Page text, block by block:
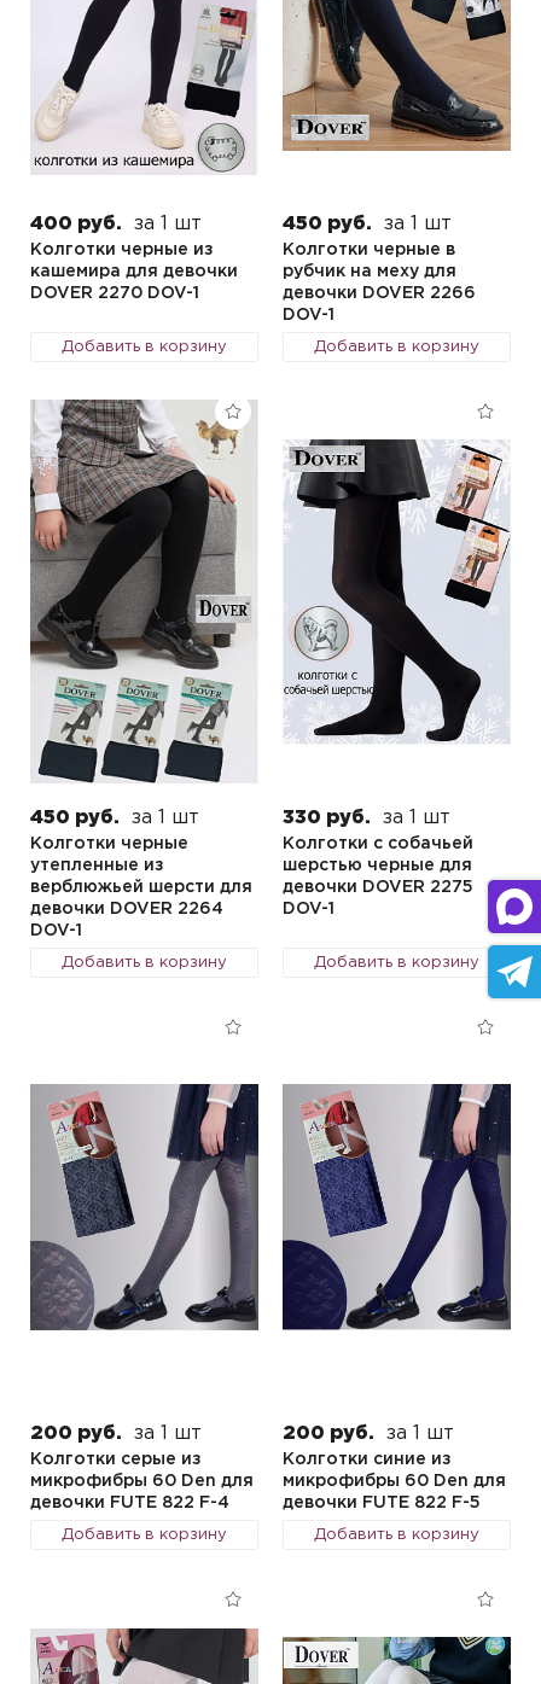
400 руб. за 1 шт
Колготки черные из
кашемира для девочки
DOVER 2270 DOV-1
Добавить в корзину
450 руб. за 1 шт
Колготки черные в
рубчик на меху для
девочки DOVER 2266
DOV-1
Добавить в корзину
450 руб. за 1 шт
Колготки черные
утепленные из
верблюжьей шерсти для
девочки DOVER 2264
DOV-1
Добавить в корзину
330 руб. за 1 шт
Колготки с собачьей
шерстью черные для
девочки DOVER 2275
DOV-1
Добавить в корзину
200 руб. за 1 шт
Колготки серые из
микрофибры 60 Den для
девочки FUTE 822 F-4
Добавить в корзину
200 руб. за 1 шт
Колготки синие из
микрофибры 60 Den для
девочки FUTE 822 F-5
Добавить в корзину